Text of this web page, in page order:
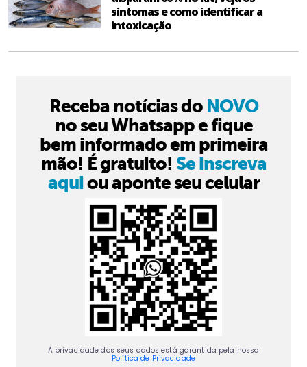
sintomas e como identificar a
intoxicação
Receba notícias do NOVO
no seu Whatsapp e fique
bem informado em primeira
mão! É gratuito! Se inscreva
aquiou aponte seu celular
A privacidade dos seus dados está garantida pela nossa
Política de Privacidade